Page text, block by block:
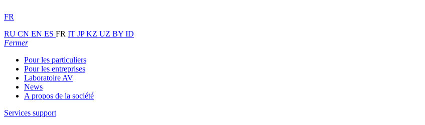
FR
RU CN EN ES FR IT JPKZ UZ BY ID
Fermer
Pour les particuliers
Pour les entreprises
Laboratoire AV
News
A propos de la société
Services support